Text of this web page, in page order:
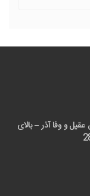
و وفا آذر – بالای